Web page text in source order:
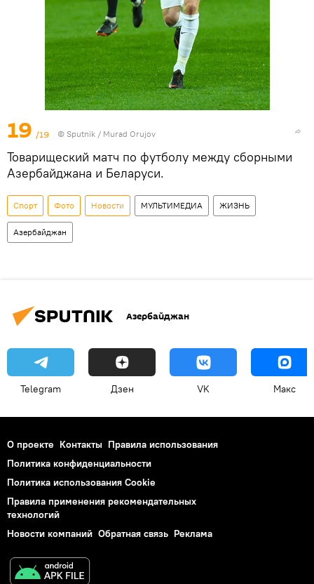
19 /19 © Sputnik / Murad Orujov
Товарищеский матч по футболу между сборными
Азербайджана и Беларуси.
Спорт Фото Новости МУЛЬТИМЕДИА ЖИЗНЬ
Азербайджан
Азербайджан
Telegram Дзен VK Макс
О проекте Контакты Правила использования
Политика конфиденциальности
Политика использования Cookie
Правила применения рекомендательных
технологий
Новости компаний Обратная связь Реклама